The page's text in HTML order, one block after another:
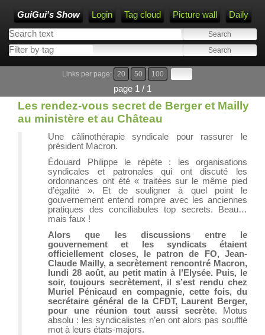
GuiGui's Show Login Tag cloud Picture wall Daily
Links per page: 20 50 100
page 1 / 1
Les rendez-vous secret de Berger et Mailly
au ministère et au Château
Une câlinothérapie syndicale pour rassurer le
président Macron.
Édouard Philippe le répète : les organisations
syndicales et patronales qui ont discuté les
ordonnances ont été « traitées sur le même pied
d’égalité ». Et de souligner à quel point le
gouvernement entend rompre avec les anciennes
pratiques des conciliabules top secrets. Beau…
mais faux !
Alors que les discussions entre le
gouvernement et les syndicats étaient
officiellement closes, le patron de FO, Jean-
Claude Mailly, a secrètement rencontré Macron,
lundi 28 août, au petit matin à l’Elysée. Puis, le
soir, toujours secrètement, il s’est rendu chez
Muriel Pénicaud en compagnie, cette fois, du
secrétaire général de la CFDT, Laurent Berger,
pour une réunion tout aussi secrète. Motus
absolu : les syndicalistes n’en ont alors pas soufflé
mot à leurs états-majors.